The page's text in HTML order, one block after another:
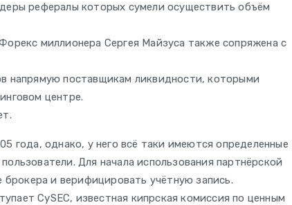
рефералы которых сумели осуществить объём
миллионера Сергея Майзуса также сопряжена с
напрямую поставщикам ликвидности, которыми
центре.
года, однако, у него всё таки имеются определенные
Для начала использования партнёрской
и верифицировать учётную запись.
CySEC, известная кипрская комиссия по ценным